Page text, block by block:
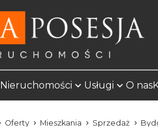
Nieruchomości Usługi O nas
Oferty Mieszkania Sprzedaż